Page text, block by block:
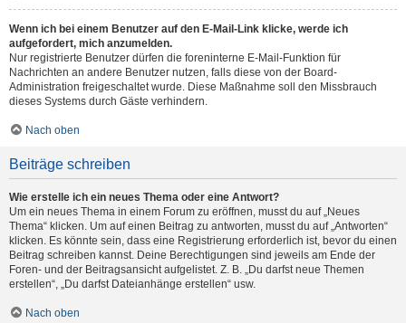
Wenn ich bei einem Benutzer auf den E-Mail-Link klicke, werde ich
aufgefordert, mich anzumelden.
Nur registrierte Benutzer dürfen die foreninterne E-Mail-Funktion für
Nachrichten an andere Benutzer nutzen, falls diese von der Board-
Administration freigeschaltet wurde. Diese Maßnahme soll den Missbrauch
dieses Systems durch Gäste verhindern.
Nach oben
Beiträge schreiben
Wie erstelle ich ein neues Thema oder eine Antwort?
Um ein neues Thema in einem Forum zu eröffnen, musst du auf „Neues
Thema“ klicken. Um auf einen Beitrag zu antworten, musst du auf „Antworten“
klicken. Es könnte sein, dass eine Registrierung erforderlich ist, bevor du einen
Beitrag schreiben kannst. Deine Berechtigungen sind jeweils am Ende der
Foren- und der Beitragsansicht aufgelistet. Z. B. „Du darfst neue Themen
erstellen“, „Du darfst Dateianhänge erstellen“ usw.
Nach oben